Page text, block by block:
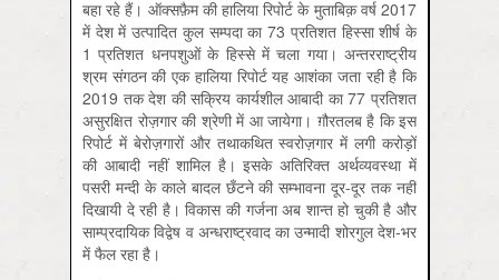
बहा रहे हैं। ऑक्सफ़ैम की हालिया रिपोर्ट के मुताबिक़ वर्ष 2017
में देश में उत्पादित कुल सम्पदा का 73 प्रतिशत हिस्सा शीर्ष के
1 प्रतिशत धनपशुओं के हिस्से में चला गया। अन्तरराष्ट्रीय
श्रम संगठन की एक हालिया रिपोर्ट यह आशंका जता रही है कि
2019 तक देश की सक्रिय कार्यशील आबादी का 77 प्रतिशत
असुरक्षित रोज़गार की श्रेणी में आ जायेगा। ग़ौरतलब है कि इस
रिपोर्ट में बेरोज़गारों और तथाकथित स्वरोज़गार में लगी करोड़ों
की आबादी नहीं शामिल है। इसके अतिरिक्त अर्थव्यवस्था में
पसरी मन्दी के काले बादल छँटने की सम्भावना दूर-दूर तक नहीं
दिखायी दे रही है। विकास की गर्जना अब शान्त हो चुकी है और
साम्प्रदायिक विद्वेष व अन्धराष्ट्रवाद का उन्मादी शोरगुल देश-भर
में फैल रहा है।